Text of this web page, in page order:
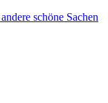
schöne Sachen